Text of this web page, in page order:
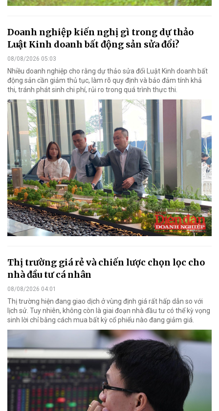
Doanh nghiệp kiến nghị gì trong dự thảo
Luật Kinh doanh bất động sản sửa đổi?
08/08/2026 05:03
Nhiều doanh nghiệp cho rằng dự thảo sửa đổi Luật Kinh doanh bất
động sản cần giảm thủ tục, làm rõ quy định và bảo đảm tính khả
thi, tránh phát sinh chi phí, rủi ro trong quá trình thực thi.
Thị trường giá rẻ và chiến lược chọn lọc cho
nhà đầu tư cá nhân
08/08/2026 04:01
Thị trường hiện đang giao dịch ở vùng định giá rất hấp dẫn so với
lịch sử. Tuy nhiên, không còn là giai đoạn nhà đầu tư có thể kỳ vọng
sinh lời chỉ bằng cách mua bất kỳ cổ phiếu nào đang giảm giá.